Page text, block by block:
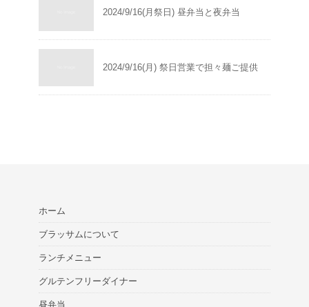
2024/9/16(月祭日) 昼弁当と夜弁当
2024/9/16(月) 祭日営業で担々麺ご提供
ホーム
ブラッサムについて
ランチメニュー
グルテンフリーダイナー
昼弁当